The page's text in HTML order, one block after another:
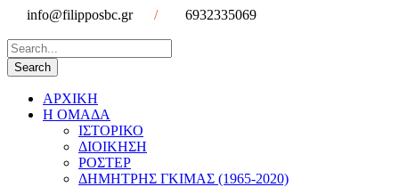
info@filipposbc.gr / 6932335069
ΑΡΧΙΚΗ
Η ΟΜΑΔΑ
ΙΣΤΟΡΙΚΟ
ΔΙΟΙΚΗΣΗ
ΡΟΣΤΕΡ
ΔΗΜΗΤΡΗΣ ΓΚΙΜΑΣ (1965-2020)